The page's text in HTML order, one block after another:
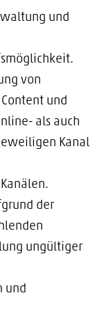
und
von
und
als auch
Kanal
der
ungültiger
und